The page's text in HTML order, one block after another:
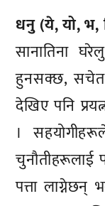
धनु (ये, यो,
सानातिना
हुनसक्छ, सचेत
देखिए पनि
।
चुनौतीहरूलाई
पत्ता